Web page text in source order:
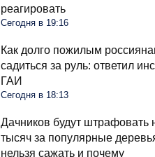
реагировать
Сегодня в 19:16
Как долго пожилым
садиться за руль: ответил
ГАИ
Сегодня в 18:13
Дачников будут штрафовать
тысяч за популярные
нельзя сажать и почему